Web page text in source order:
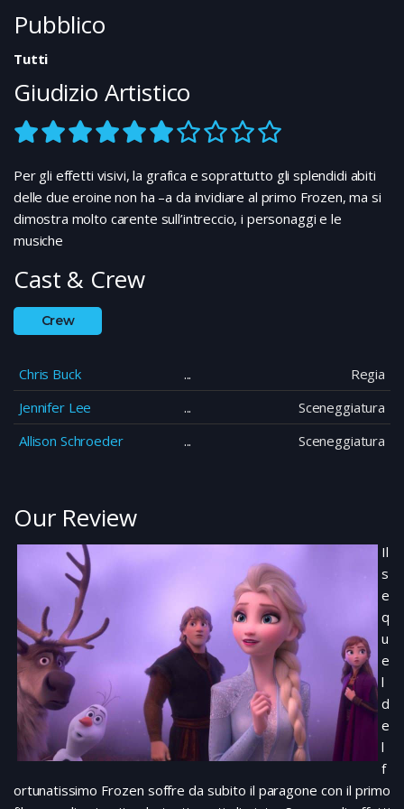
Pubblico
Tutti
Giudizio Artistico
Per gli effetti visivi, la grafica e soprattutto gli splendidi abiti
delle due eroine non ha –a da invidiare al primo Frozen, ma si
dimostra molto carente sull’intreccio, i personaggi e le
musiche
Cast & Crew
Crew
Chris Buck
Regia
Jennifer Lee
Sceneggiatura
Allison Schroeder
Sceneggiatura
Our Review
Il
s
e
q
u
e
l
d
e
l
f
ortunatissimo Frozen soffre da subito il paragone con il primo